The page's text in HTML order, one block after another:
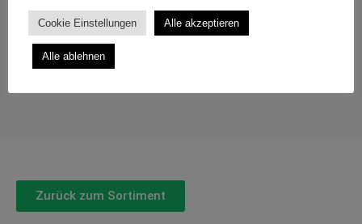
Zurück zum Sortiment
Cookie Einstellungen Alle akzeptieren
Alle ablehnen